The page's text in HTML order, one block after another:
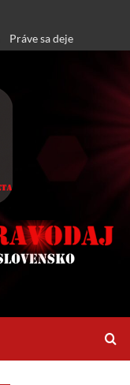
Práve sa deje